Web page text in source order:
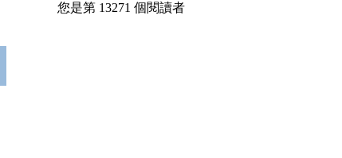
您是第 13271 個閱讀者